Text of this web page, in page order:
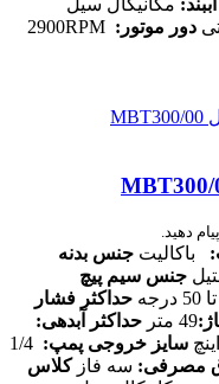
: مکانیکال سیل
دور موتور :
دهید.
: باکالیت جنس بدنه
جنس سیم پیچ
حداکثر فشار
:49 متر حداکثر آبدهی:
سایز خروجی پمپ:
1/4
مصرفی: سه فازکلاس